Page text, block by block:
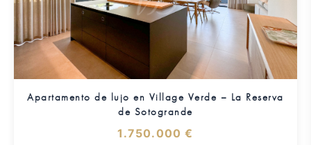
Apartamento de lujo en Village Verde – La Reserva
de Sotogrande
1.750.000 €